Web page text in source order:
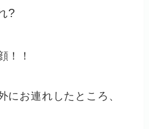
?
！！
にお連れしたところ、